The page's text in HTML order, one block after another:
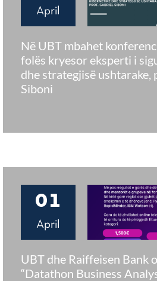
April
Në UBT mbahet
folës kryesor eksperti i
dhe strategjisë ushtarake,
Siboni
01
April
UBT dhe Raiffeisen Bank
“Datathon Business